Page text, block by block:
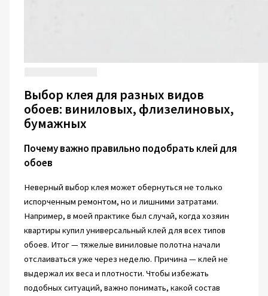
Выбор клея для разных видов
обоев: виниловых, флизелиновых,
бумажных
Почему важно правильно подобрать клей для
обоев
Неверный выбор клея может обернуться не только
испорченным ремонтом, но и лишними затратами.
Например, в моей практике был случай, когда хозяин
квартиры купил универсальный клей для всех типов
обоев. Итог — тяжелые виниловые полотна начали
отслаиваться уже через неделю. Причина — клей не
выдержал их веса и плотности. Чтобы избежать
подобных ситуаций, важно понимать, какой состав